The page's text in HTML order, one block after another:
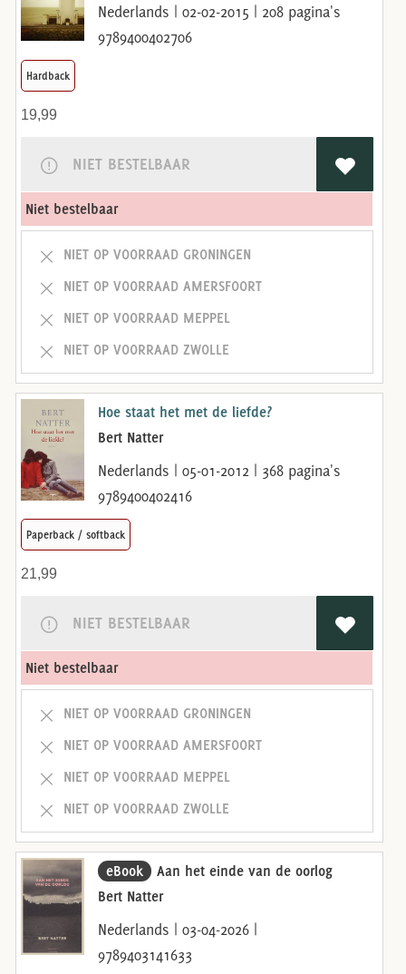
Nederlands | 02-02-2015 | 208 pagina's
9789400402706
Hardback
19,99
NIET BESTELBAAR
Niet bestelbaar
NIET OP VOORRAAD GRONINGEN
NIET OP VOORRAAD AMERSFOORT
NIET OP VOORRAAD MEPPEL
NIET OP VOORRAAD ZWOLLE
Hoe staat het met de liefde?
Bert Natter
Nederlands | 05-01-2012 | 368 pagina's
9789400402416
Paperback / softback
21,99
NIET BESTELBAAR
Niet bestelbaar
NIET OP VOORRAAD GRONINGEN
NIET OP VOORRAAD AMERSFOORT
NIET OP VOORRAAD MEPPEL
NIET OP VOORRAAD ZWOLLE
eBook
Aan het einde van de oorlog
Bert Natter
Nederlands | 03-04-2026 |
9789403141633